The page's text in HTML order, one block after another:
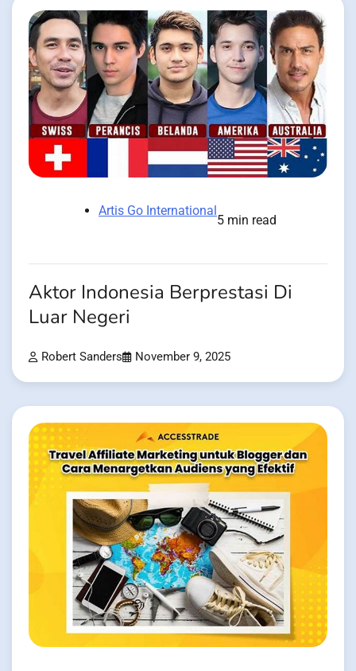
Artis Go International
5 min read
Aktor Indonesia Berprestasi Di
Luar Negeri
Robert Sanders November 9, 2025